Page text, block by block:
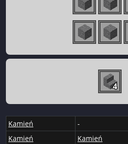
4
Kamień -
Kamień
Kamień